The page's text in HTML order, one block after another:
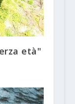
età"